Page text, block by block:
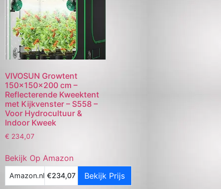
VIVOSUN Growtent
150×150×200 cm –
Reflecterende Kweektent
met Kijkvenster – S558 –
Voor Hydrocultuur &
Indoor Kweek
€ 234,07
Bekijk Op Amazon
Amazon.nl €234,07 Bekijk Prijs